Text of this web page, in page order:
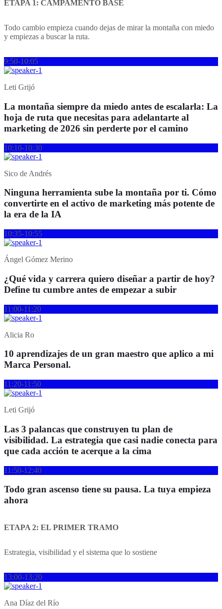
ETAPA 1: CAMPAMENTO BASE
Todo cambio empieza cuando dejas de mirar la montaña con miedo
y empiezas a buscar la ruta.
9:50-10:05
Leti Grijó
La montaña siempre da miedo antes de escalarla: La
hoja de ruta que necesitas para adelantarte al
marketing de 2026 sin perderte por el camino
10:10-10:30
Sico de Andrés
Ninguna herramienta sube la montaña por ti. Cómo
convertirte en el activo de marketing más potente de
la era de la IA
10:35-10:55
Ángel Gómez Merino
¿Qué vida y carrera quiero diseñar a partir de hoy?
Define tu cumbre antes de empezar a subir
11:00-11:20
Alicia Ro
10 aprendizajes de un gran maestro que aplico a mi
Marca Personal.
11:20-11:50
Leti Grijó
Las 3 palancas que construyen tu plan de
visibilidad. La estrategia que casi nadie conecta para
que cada acción te acerque a la cima
11:50-12:40
Todo gran ascenso tiene su pausa. La tuya empieza
ahora
ETAPA 2: EL PRIMER TRAMO
Estrategia, visibilidad y el sistema que lo sostiene
13:00-13:20
Ana Díaz del Río